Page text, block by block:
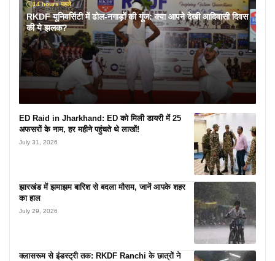
14 hours पहले
RKDF यूनिवर्सिटी में ढोल-नगाड़ों की गूंज: क्या आपने देखी आदिवासी दिवस
की ये झलक?
ED Raid in Jharkhand: ED को मिली डायरी में 25
अफसरों के नाम, हर महीने पहुंचते थे लाखों!
July 31, 2026
झारखंड में झमाझम बारिश से बदला मौसम, जानें आपके शहर
का हाल
July 29, 2026
क्लासरूम से इंडस्ट्री तक: RKDF Ranchi के छात्रों ने